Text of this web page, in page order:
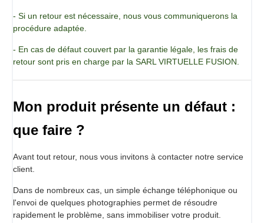
- Si un retour est nécessaire, nous vous communiquerons la
procédure adaptée.
- En cas de défaut couvert par la garantie légale, les frais de
retour sont pris en charge par la SARL VIRTUELLE FUSION.
Mon produit présente un défaut :
que faire ?
Avant tout retour, nous vous invitons à contacter notre service
client.
Dans de nombreux cas, un simple échange téléphonique ou
l'envoi de quelques photographies permet de résoudre
rapidement le problème, sans immobiliser votre produit.